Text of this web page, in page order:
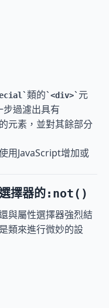
類的 <div> 元
步過濾出具有
元素，並對其餘部分
用JavaScript增加或
擇器的:not()
與屬性選擇器強烈結
類來進行微妙的設